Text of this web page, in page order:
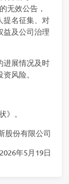
无效公告，
提名征集、对
益及公司治理
进展情况及时
风险。
》。
股份有限公司
2026年5月19日